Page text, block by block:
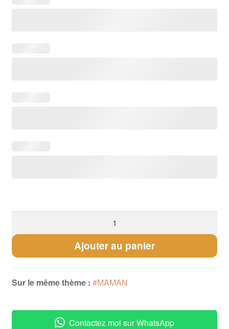
Bracelet
femme
Passionnée
Ajouter au panier
Sur le même thème : #MAMAN
Contactez moi sur WhatsApp